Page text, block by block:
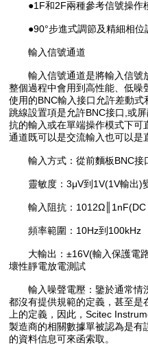
●1F和2F兩種參考信號操作
●90°步進式調節及精細相位
輸入信號通道
輸入信號通道是將輸入信號放
整個過程中會用到高性能、低噪
使用的BNC輸入接口允許差動式
跳線設置項是允許BNC接口,或
抗的輸入或在單端操作模式下可直
通道既可以是交流輸入也可以是直
輸入方式：從前麵板BNC
靈敏度：3μV到1V(1V輸出)變換
輸入阻抗：1012Ω║1nF(DC
頻率範圍：10Hz到100kHz
大輸出：±16V(輸入保護
壞性靜電放電測試
輸入噪聲電壓：鑒於通常
都沒有提供規範的定義，甚
上的定義，因此，Scitec
製造商的相關數據單被認為是有
的資料信息可來函索取。